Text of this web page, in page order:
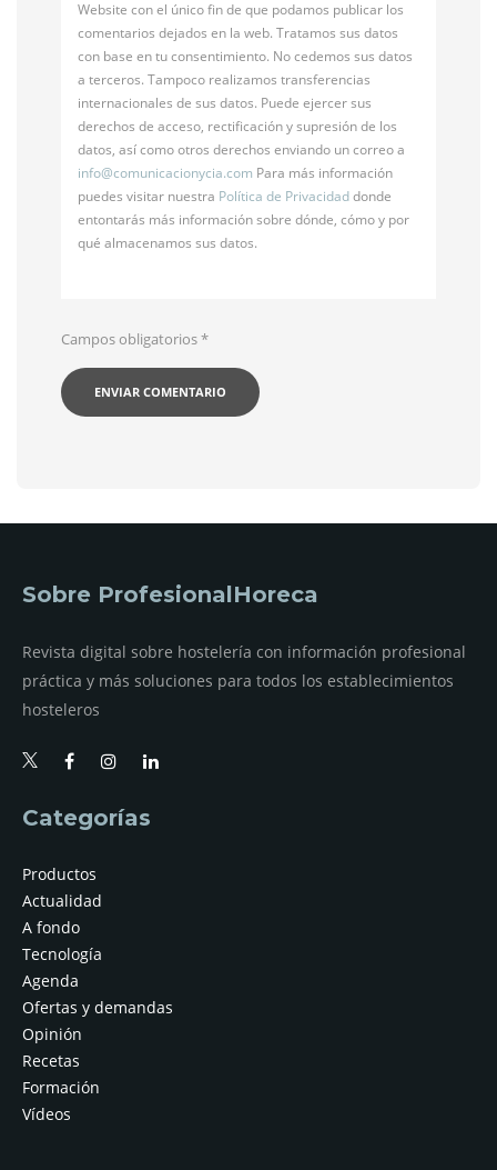
Website con el único fin de que podamos publicar los
comentarios dejados en la web. Tratamos sus datos
con base en tu consentimiento. No cedemos sus datos
a terceros. Tampoco realizamos transferencias
internacionales de sus datos. Puede ejercer sus
derechos de acceso, rectificación y supresión de los
datos, así como otros derechos enviando un correo a
info@comunicacionycia.com Para más información
puedes visitar nuestra Política de Privacidaddonde
entontarás más información sobre dónde, cómo y por
qué almacenamos sus datos.
Campos obligatorios*
Sobre ProfesionalHoreca
Revista digital sobre hostelería con información profesional
práctica y más soluciones para todos los establecimientos
hosteleros
Categorías
Productos
Actualidad
A fondo
Tecnología
Agenda
Ofertas y demandas
Opinión
Recetas
Formación
Vídeos